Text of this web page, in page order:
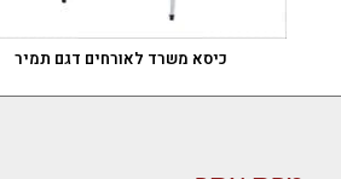
כיסא משרד לאורחים דגם תמיר